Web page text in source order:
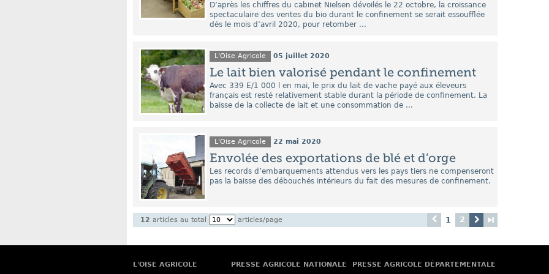
D’après les chiffres du cabinet Nielsen dévoilés le 22 octobre, la croissance
spectaculaire des ventes du bio durant le confinement se serait essoufflée
dès le mois d’avril 2020, pour retomber ...
L'Oise Agricole 05 juillet 2020
Le lait bien valorisé pendant le confinement
Avec 339 E/1 000 l en mai, le prix du lait de vache payé aux éleveurs
français est resté relativement stable durant la période de confinement. La
baisse de la collecte de lait et une consommation de ...
L'Oise Agricole 22 mai 2020
Envolée des exportations de blé et d’orge
Les records d’embarquements attendus vers les pays tiers ne compenseront
pas la baisse des débouchés intérieurs du fait des mesures de confinement.
1 2
12 articles au total articles/page
L'OISE AGRICOLE PRESSE AGRICOLE NATIONALE PRESSE AGRICOLE DÉPARTEMENTALE